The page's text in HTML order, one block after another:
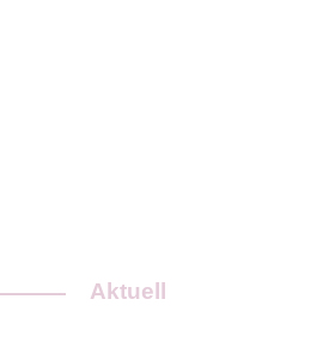
Aktuell